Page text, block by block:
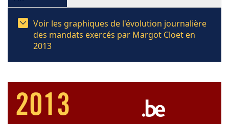
Voir les graphiques de l'évolution journalière
des mandats exercés par Margot Cloet en
2013
2013